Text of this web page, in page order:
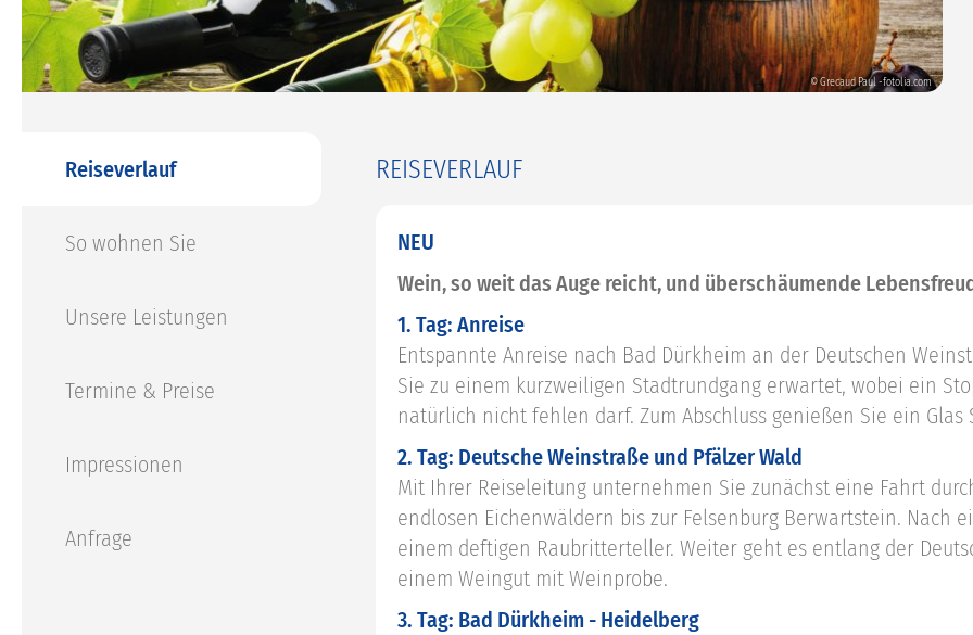
© Grecaud Paul -fotolia.com
Reiseverlauf
So wohnen Sie
Unsere Leistungen
Termine & Preise
Impressionen
Anfrage
REISEVERLAUF
NEU
Wein, so weit das Auge reicht, und überschäumende
1. Tag: Anreise
Entspannte Anreise nach Bad Dürkheim an der Deutschen
Sie zu einem kurzweiligen Stadtrundgang erwartet, wobei ein
natürlich nicht fehlen darf. Zum Abschluss genießen Sie ein Glas
2. Tag: Deutsche Weinstraße und Pfälzer Wald
Mit Ihrer Reiseleitung unternehmen Sie zunächst eine Fahrt
endlosen Eichenwäldern bis zur Felsenburg Berwartstein. Nach
einem deftigen Raubritterteller. Weiter geht es entlang der
einem Weingut mit Weinprobe.
3. Tag: Bad Dürkheim - Heidelberg